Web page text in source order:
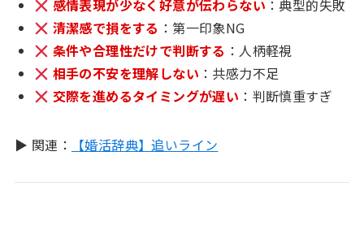
感情表現が少なく好意が伝わらない ：典型的失敗
清潔感で損をする ：第一印象NG
条件や合理性だけで判断する ：人柄軽視
相手の不安を理解しない ：共感力不足
交際を進めるタイミングが遅い ：判断慎重すぎ
▶ 関連： 【婚活辞典】追いライン